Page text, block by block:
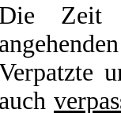
Die Zeit
auch